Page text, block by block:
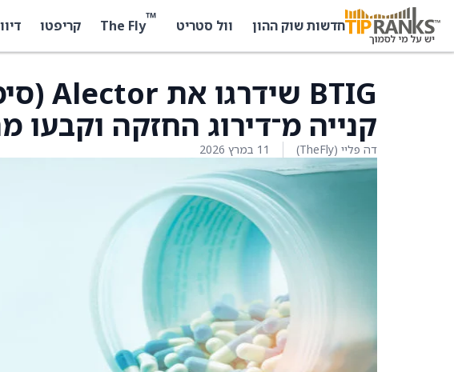
חדשות שוק ההון וול סטריט ™
The Fly קריפטו
קנייה מ־דירוג החזקה וקבעו מחיר
דה פליי (TheFly) 11 במרץ 2026